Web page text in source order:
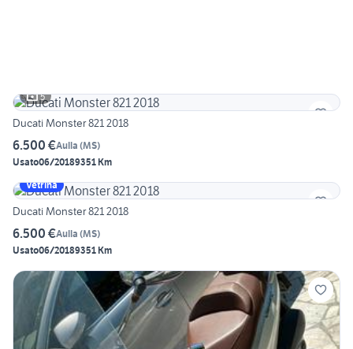
5
Ducati Monster 821 2018
6.500 €Aulla (MS)
Usato06/20189351 Km
Vetrina
Ducati Monster 821 2018
6.500 €Aulla (MS)
Usato06/20189351 Km